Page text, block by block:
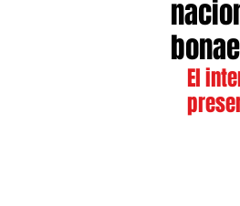
El